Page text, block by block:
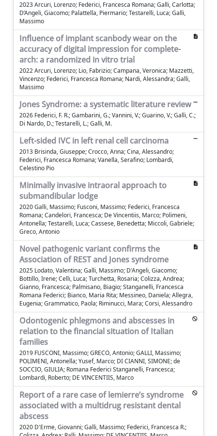
2023 Arcuri, Lorenzo; Federici, Francesca Romana; Galli, Carlotta;
D’Angeli, Giacomo; Palattella, Piermario; Testarelli, Luca; Galli,
Massimo
Influence of implant scanbody wear on the
accuracy of digital impression for complete-
arch: a randomized in vitro trial
2022 Arcuri, Lorenzo; Lio, Fabrizio; Campana, Veronica; Mazzetti,
Vincenzo; Federici, Francesca Romana; Nardi, Alessandra; Galli,
Massimo
Jones Syndrome: a systematic literature review
2026 Federici, F. R.; Gambarini, G.; Vannini, V.; Guarino, V.; Galli, C.;
Di Nardo, D.; Testarelli, L.; Galli, M.
Left-sided IVC in left renal cell carcinoma
2013 Brisinda, Giuseppe; Crocco, Anna; Cina, Alessandro;
Federici, Francesca Romana; Vanella, Serafino; Lombardi,
Celestino Pio
Minimally invasive intraoral approach to
submandibular lodge
2020 Galli, Massimo; Fusconi, Massimo; Federici, Francesca
Romana; Candelori, Francesca; De Vincentiis, Marco; Polimeni,
Antonella; Testarelli, Luca; Cassese, Benedetta; Miccoli, Gabriele;
Greco, Antonio
Novel pathogenic variant confirms the
Association of REST and Jones syndrome
2025 Lodato, Valentina; Galli, Massimo; D'Angeli, Giacomo;
Bottillo, Irene; Celli, Luca; Turchetta, Rosaria; Colizza, Andrea;
Gianno, Francesca; Palmisano, Biagio; Stanganelli, Francesca
Romana Federici; Bianco, Maria Rita; Messineo, Daniela; Allegra,
Eugenia; Grammatico, Paola; Riminucci, Mara; Corsi, Alessandro
Odontogenic phlegmons and abscesses in
relation to the financial situation of Italian
families
2019 FUSCONI, Massimo; GRECO, Antonio; GALLI, Massimo;
POLIMENI, Antonella; Yusef, Marco; DI CIANNI, SIMONE; de
SOCCIO, GIULIA; Romana Federici Stanganelli, Francesca;
Lombardi, Roberto; DE VINCENTIIS, Marco
Report of a rare case of lemierre’s syndrome
associated with a multidrug resistant dental
abscess
2020 D'Erme, Giovanni; Galli, Massimo; Federici, Francesca R.;